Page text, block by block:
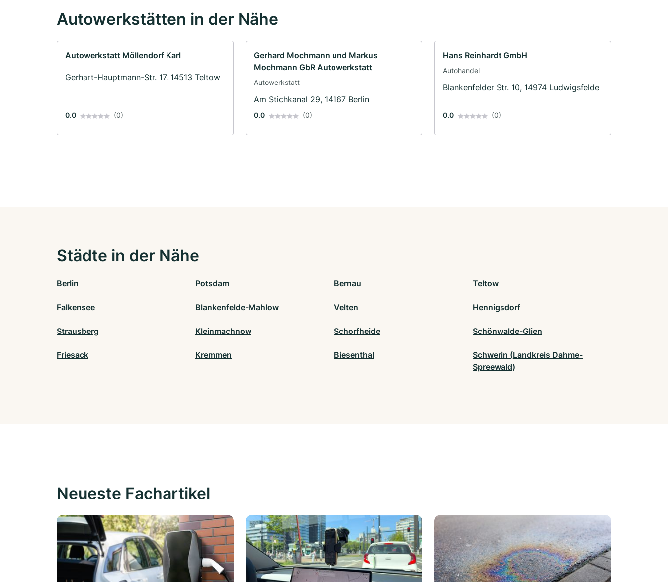
Autowerkstätten in der Nähe
Autowerkstatt Möllendorf Karl
Gerhart-Hauptmann-Str. 17, 14513 Teltow
0.0 (0)
Gerhard Mochmann und Markus
Mochmann GbR Autowerkstatt
Autowerkstatt
Am Stichkanal 29, 14167 Berlin
0.0 (0)
Hans Reinhardt GmbH
Autohandel
Blankenfelder Str. 10, 14974 Ludwigsfelde
0.0 (0)
Städte in der Nähe
Berlin Potsdam Bernau Teltow
Falkensee Blankenfelde-Mahlow Velten Hennigsdorf
Strausberg Kleinmachnow Schorfheide Schönwalde-Glien
Friesack Kremmen Biesenthal
Schwerin (Landkreis Dahme-
Spreewald)
Neueste Fachartikel